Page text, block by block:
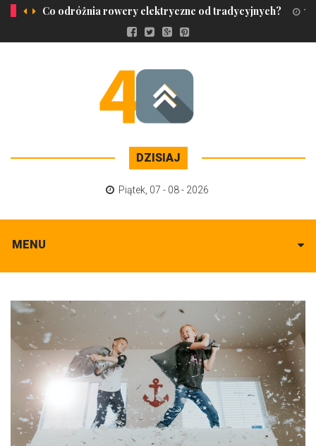
Co odróżnia rowery elektryczne od tradycyjnych? 17
DZISIAJ
Piątek 07 - 08 - 2026
MENU